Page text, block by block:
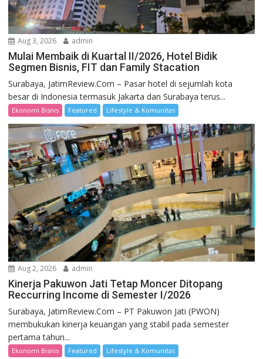
Aug 3, 2026 admin
Mulai Membaik di Kuartal II/2026, Hotel Bidik
Segmen Bisnis, FIT dan Family Stacation
Surabaya, JatimReview.Com – Pasar hotel di sejumlah kota
besar di Indonesia termasuk Jakarta dan Surabaya terus...
Ekonomi Bisnis Featured Lifestyle & Komunitas
Aug 2, 2026 admin
Kinerja Pakuwon Jati Tetap Moncer Ditopang
Reccurring Income di Semester I/2026
Surabaya, JatimReview.Com – PT Pakuwon Jati (PWON)
membukukan kinerja keuangan yang stabil pada semester
pertama tahun...
Ekonomi Bisnis Featured Lifestyle & Komunitas